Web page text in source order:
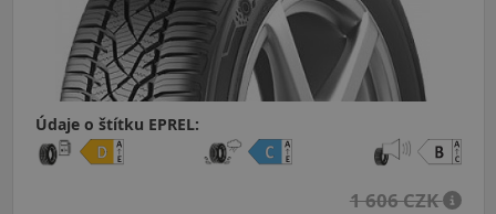
Údaje o štítku EPREL:
1 606 CZK